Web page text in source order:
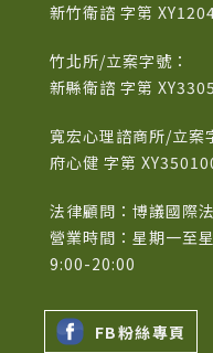
新竹衛諮 字第
竹北所/立案字號：
新縣衛諮 字第
寬宏心理諮商所/立案
府心健 字第
法律顧問：博議國際
營業時間：星期一至
9:00-20:00
FB粉絲專頁